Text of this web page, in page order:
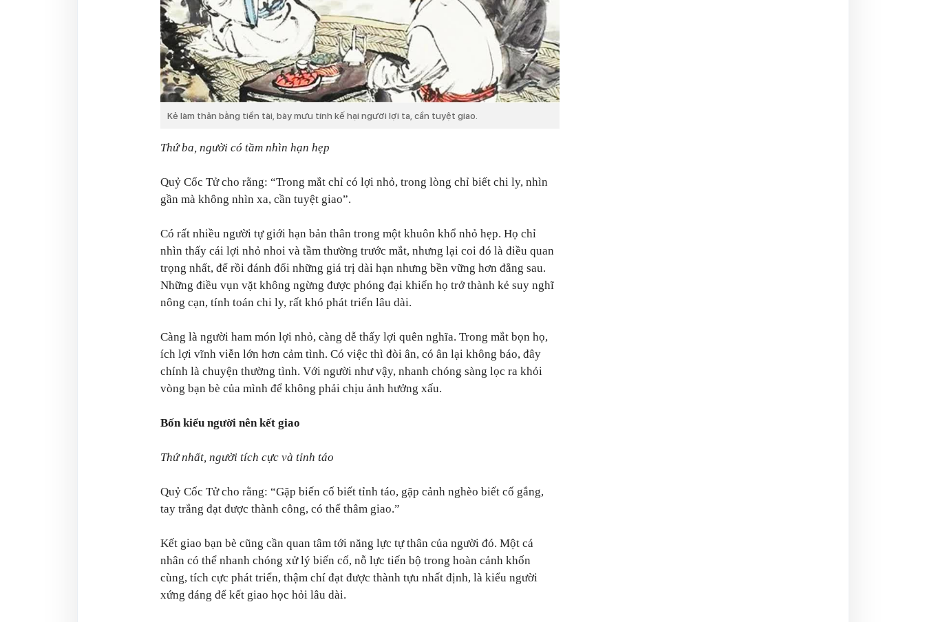
Kẻ làm thân bằng tiền tài, bày mưu tính kế hại người lợi ta, cần tuyệt giao.
Thứ ba, người có tầm nhìn hạn hẹp
Quỷ Cốc Tử cho rằng: “Trong mắt chỉ có lợi nhỏ, trong lòng chỉ biết chi ly, nhìn
gần mà không nhìn xa, cần tuyệt giao”.
Có rất nhiều người tự giới hạn bản thân trong một khuôn khổ nhỏ hẹp. Họ chỉ
nhìn thấy cái lợi nhỏ nhoi và tầm thường trước mắt, nhưng lại coi đó là điều quan
trọng nhất, để rồi đánh đổi những giá trị dài hạn nhưng bền vững hơn đằng sau.
Những điều vụn vặt không ngừng được phóng đại khiến họ trở thành kẻ suy nghĩ
nông cạn, tính toán chi ly, rất khó phát triển lâu dài.
Càng là người ham món lợi nhỏ, càng dễ thấy lợi quên nghĩa. Trong mắt bọn họ,
ích lợi vĩnh viễn lớn hơn cảm tình. Có việc thì đòi ân, có ân lại không báo, đây
chính là chuyện thường tình. Với người như vậy, nhanh chóng sàng lọc ra khỏi
vòng bạn bè của mình để không phải chịu ảnh hưởng xấu.
Bốn kiểu người nên kết giao
Thứ nhất, người tích cực và tỉnh táo
Quỷ Cốc Tử cho rằng: “Gặp biến cố biết tỉnh táo, gặp cảnh nghèo biết cố gắng,
tay trắng đạt được thành công, có thể thâm giao.”
Kết giao bạn bè cũng cần quan tâm tới năng lực tự thân của người đó. Một cá
nhân có thể nhanh chóng xử lý biến cố, nỗ lực tiến bộ trong hoàn cảnh khốn
cùng, tích cực phát triển, thậm chí đạt được thành tựu nhất định, là kiểu người
xứng đáng để kết giao học hỏi lâu dài.